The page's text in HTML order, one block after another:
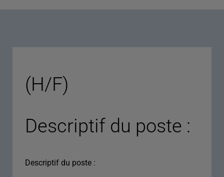
(H/F)
Descriptif du poste :
Descriptif du poste :